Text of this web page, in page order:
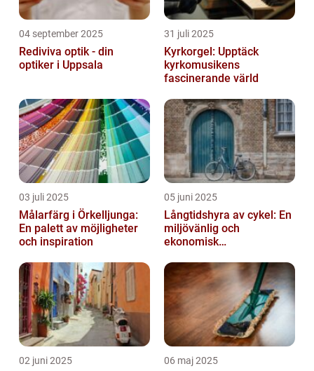
04 september 2025
Rediviva optik - din
optiker i Uppsala
31 juli 2025
Kyrkorgel: Upptäck
kyrkomusikens
fascinerande värld
03 juli 2025
Målarfärg i Örkelljunga:
En palett av möjligheter
och inspiration
05 juni 2025
Långtidshyra av cykel: En
miljövänlig och
ekonomisk
02 juni 2025 06 maj 2025